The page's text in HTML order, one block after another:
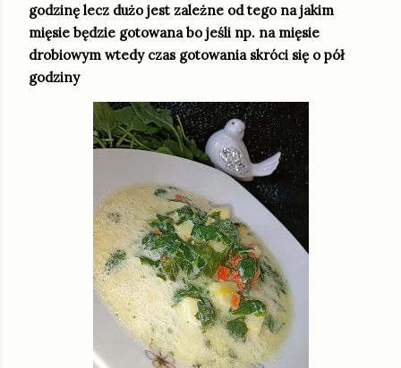
godzinę lecz dużo jest zależne od tego na jakim
mięsie będzie gotowana bo jeśli np. na mięsie
drobiowym wtedy czas gotowania skróci się o pół
godziny